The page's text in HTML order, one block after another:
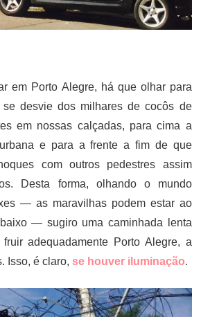
em Porto Alegre, há que olhar para
desvie dos milhares de cocôs de
em nossas calçadas, para cima a
e para a frente a fim de que
com outros pedestres assim
Desta forma, olhando o mundo
— as maravilhas podem estar ao
— sugiro uma caminhada lenta
adequadamente Porto Alegre, a
Isso, é claro,se houver iluminação.